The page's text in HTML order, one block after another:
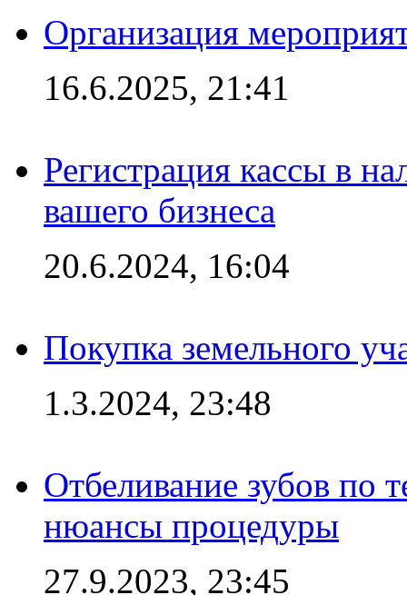
Организация
16.6.2025, 21:41
Регистрация кассы в
вашего бизнеса
20.6.2024, 16:04
Покупка земельного
1.3.2024, 23:48
Отбеливание зубов по
нюансы процедуры
27.9.2023, 23:45